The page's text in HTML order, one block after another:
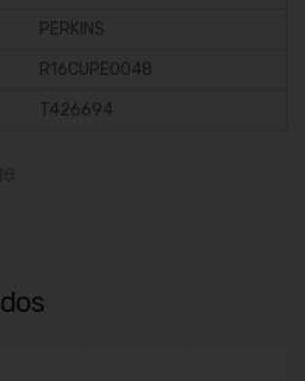
PERKINS
R16CUPE0048
T426694